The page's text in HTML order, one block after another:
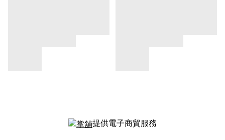
提供電子商貿服務